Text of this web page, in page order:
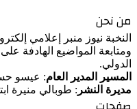
من نحن
النخبة نيوز منبر إعلامي
ومتابعة المواضيع الهادفة
الدولي.
المسير المدير العام: عيسو
مديرة النشر : طوبالي منيرة